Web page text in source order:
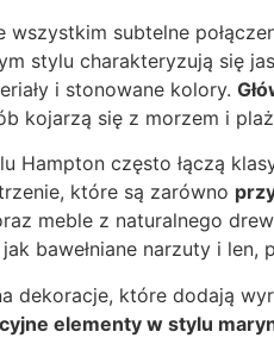
subtelne
stylu charakteryzują się
i stonowane kolory.
kojarzą się z morzem i
Hampton często łączą
które są zarówno
meble z naturalnego
bawełniane narzuty i len,
dekoracje, które dodają
elementy w stylu